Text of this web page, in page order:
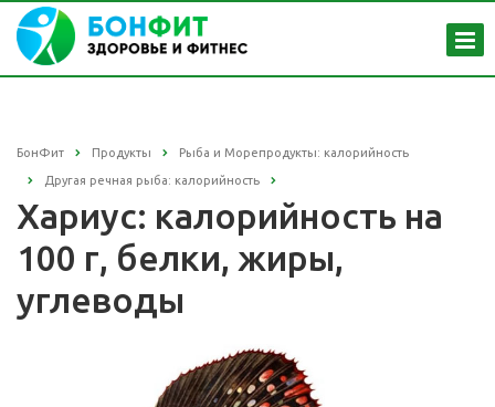
БонФит Продукты Рыба и Морепродукты: калорийность
Другая речная рыба: калорийность
Хариус: калорийность на
100 г, белки, жиры,
углеводы